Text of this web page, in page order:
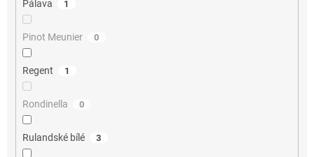
Pálava 1
Pinot Meunier 0
Regent 1
Rondinella 0
Rulandské bílé 3